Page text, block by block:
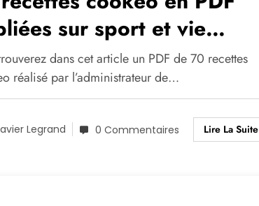
sur sport et vie
dans cet article un PDF de 70 recettes
réalisé par l’administrateur de…
Legrand 0 Commentaires Lire La Suite